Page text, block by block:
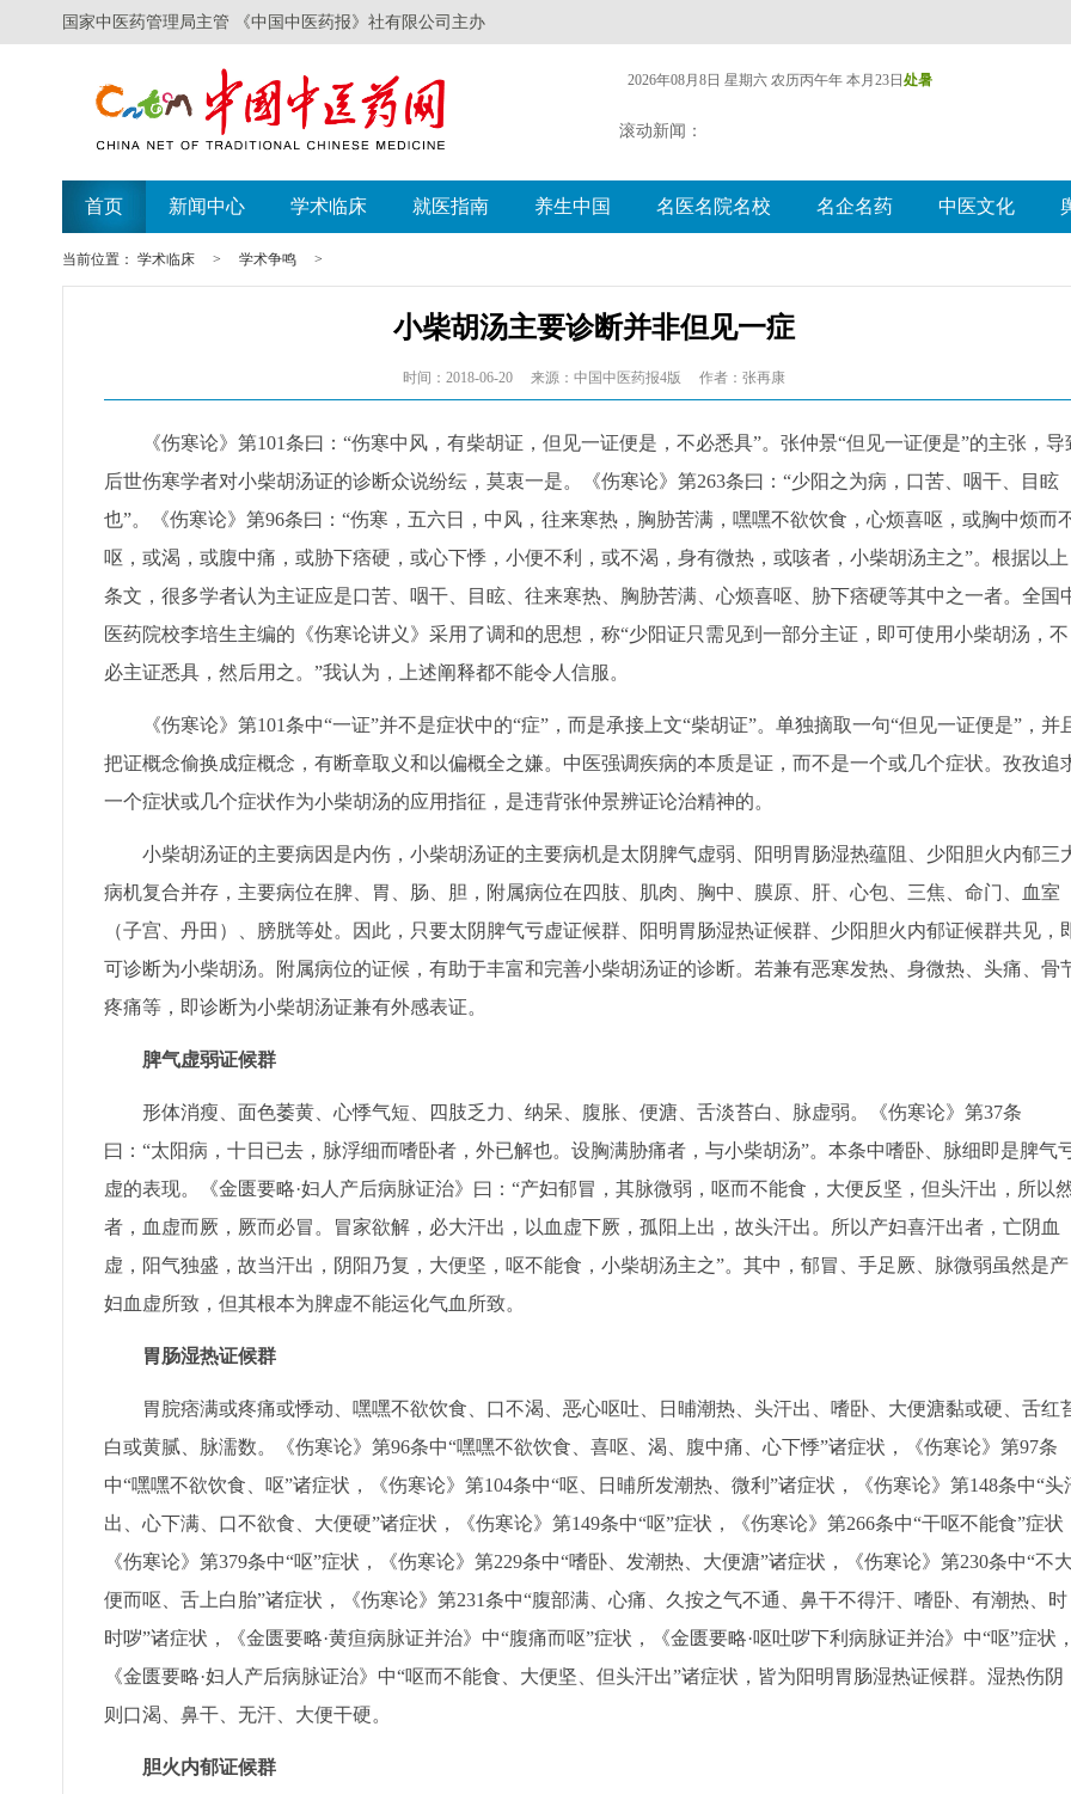
国家中医药管理局主管 《中国中医药报》社有限公司主办
2026年08月8日 星期六 农历丙午年 本月23日 处暑
滚动新闻：
首页 新闻中心 学术临床 就医指南 养生中国 名医名院名校 名企名药 中医文化
当前位置： 学术临床 > 学术争鸣 >
小柴胡汤主要诊断并非但见一症
时间：2018-06-20 来源：中国中医药报4版 作者：张再康
《伤寒论》第101条曰：“伤寒中风，有柴胡证，但见一证便是，不必悉具”。张仲景“但见一证便是”的主张，导
后世伤寒学者对小柴胡汤证的诊断众说纷纭，莫衷一是。《伤寒论》第263条曰：“少阳之为病，口苦、咽干、目眩
也”。《伤寒论》第96条曰：“伤寒，五六日，中风，往来寒热，胸胁苦满，嘿嘿不欲饮食，心烦喜呕，或胸中烦而
呕，或渴，或腹中痛，或胁下痞硬，或心下悸，小便不利，或不渴，身有微热，或咳者，小柴胡汤主之”。根据以上
条文，很多学者认为主证应是口苦、咽干、目眩、往来寒热、胸胁苦满、心烦喜呕、胁下痞硬等其中之一者。全国
医药院校李培生主编的《伤寒论讲义》采用了调和的思想，称“少阳证只需见到一部分主证，即可使用小柴胡汤，不
必主证悉具，然后用之。”我认为，上述阐释都不能令人信服。
《伤寒论》第101条中“一证”并不是症状中的“症”，而是承接上文“柴胡证”。单独摘取一句“但见一证便是”，并
把证概念偷换成症概念，有断章取义和以偏概全之嫌。中医强调疾病的本质是证，而不是一个或几个症状。孜孜追
一个症状或几个症状作为小柴胡汤的应用指征，是违背张仲景辨证论治精神的。
小柴胡汤证的主要病因是内伤，小柴胡汤证的主要病机是太阴脾气虚弱、阳明胃肠湿热蕴阻、少阳胆火内郁三
病机复合并存，主要病位在脾、胃、肠、胆，附属病位在四肢、肌肉、胸中、膜原、肝、心包、三焦、命门、血室
（子宫、丹田）、膀胱等处。因此，只要太阴脾气亏虚证候群、阳明胃肠湿热证候群、少阳胆火内郁证候群共见，
可诊断为小柴胡汤。附属病位的证候，有助于丰富和完善小柴胡汤证的诊断。若兼有恶寒发热、身微热、头痛、骨
疼痛等，即诊断为小柴胡汤证兼有外感表证。
脾气虚弱证候群
形体消瘦、面色萎黄、心悸气短、四肢乏力、纳呆、腹胀、便溏、舌淡苔白、脉虚弱。《伤寒论》第37条
曰：“太阳病，十日已去，脉浮细而嗜卧者，外已解也。设胸满胁痛者，与小柴胡汤”。本条中嗜卧、脉细即是脾气
虚的表现。《金匮要略·妇人产后病脉证治》曰：“产妇郁冒，其脉微弱，呕而不能食，大便反坚，但头汗出，所以
者，血虚而厥，厥而必冒。冒家欲解，必大汗出，以血虚下厥，孤阳上出，故头汗出。所以产妇喜汗出者，亡阴血
虚，阳气独盛，故当汗出，阴阳乃复，大便坚，呕不能食，小柴胡汤主之”。其中，郁冒、手足厥、脉微弱虽然是产
妇血虚所致，但其根本为脾虚不能运化气血所致。
胃肠湿热证候群
胃脘痞满或疼痛或悸动、嘿嘿不欲饮食、口不渴、恶心呕吐、日晡潮热、头汗出、嗜卧、大便溏黏或硬、舌红
白或黄腻、脉濡数。《伤寒论》第96条中“嘿嘿不欲饮食、喜呕、渴、腹中痛、心下悸”诸症状，《伤寒论》第97条
中“嘿嘿不欲饮食、呕”诸症状，《伤寒论》第104条中“呕、日晡所发潮热、微利”诸症状，《伤寒论》第148条中“头
出、心下满、口不欲食、大便硬”诸症状，《伤寒论》第149条中“呕”症状，《伤寒论》第266条中“干呕不能食”症状
《伤寒论》第379条中“呕”症状，《伤寒论》第229条中“嗜卧、发潮热、大便溏”诸症状，《伤寒论》第230条中“不大
便而呕、舌上白胎”诸症状，《伤寒论》第231条中“腹部满、心痛、久按之气不通、鼻干不得汗、嗜卧、有潮热、时
时哕”诸症状，《金匮要略·黄疸病脉证并治》中“腹痛而呕”症状，《金匮要略·呕吐哕下利病脉证并治》中“呕”症状，
《金匮要略·妇人产后病脉证治》中“呕而不能食、大便坚、但头汗出”诸症状，皆为阳明胃肠湿热证候群。湿热伤阴
则口渴、鼻干、无汗、大便干硬。
胆火内郁证候群